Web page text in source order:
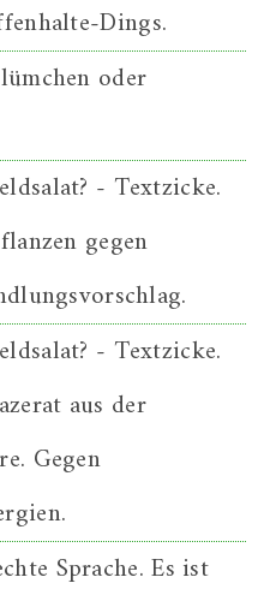
Dings.
oder
- Textzicke.
gegen
- Textzicke.
aus der
Gegen
Sprache. Es ist